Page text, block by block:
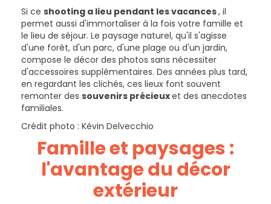
Si ce shooting a lieu pendant les vacances, il
permet aussi d'immortaliser à la fois votre famille et
le lieu de séjour. Le paysage naturel, qu'il s'agisse
d'une forêt, d'un parc, d'une plage ou d'un jardin,
compose le décor des photos sans nécessiter
d'accessoires supplémentaires. Des années plus tard,
en regardant les clichés, ces lieux font souvent
remonter des souvenirs précieuxet des anecdotes
familiales.
Crédit photo : Kévin Delvecchio
Famille et paysages :
l'avantage du décor
extérieur